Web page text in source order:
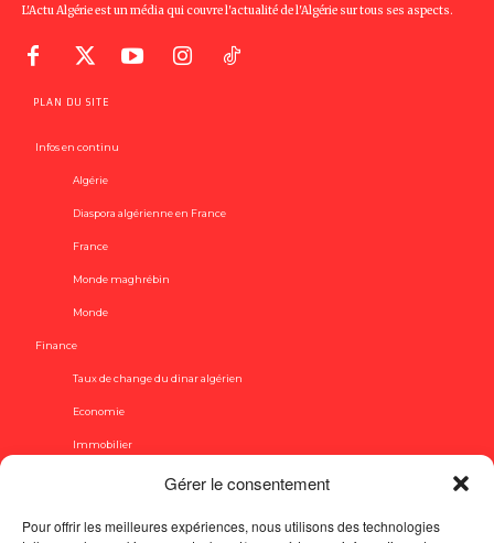
Gérer le consentement
Pour offrir les meilleures expériences, nous utilisons des technologies
L'Actu Algérie est un média qui couvre l'actualité de l'Algérie sur tous ses aspects.
PLAN DU SITE
Infos en continu
Algérie
Diaspora algérienne en France
France
Monde maghrébin
Monde
Finance
Taux de change du dinar algérien
Economie
Immobilier